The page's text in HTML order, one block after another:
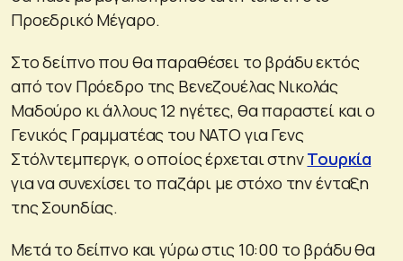
Προεδρικό Μέγαρο.
Στο δείπνο που θα παραθέσει το βράδυ εκτός
από τον Πρόεδρο της Βενεζουέλας Νικολάς
Μαδούρο κι άλλους 12 ηγέτες, θα παραστεί και ο
Γενικός Γραμματέας του ΝΑΤΟ για Γενς
Στόλντεμπεργκ, ο οποίος έρχεται στηνΤουρκία
για να συνεχίσει το παζάρι με στόχο την ένταξη
της Σουηδίας.
Μετά το δείπνο και γύρω στις 10:00 το βράδυ θα